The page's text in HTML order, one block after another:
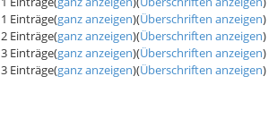
1 Einträge(ganz anzeigen)(Überschriften anzeigen)
2 Einträge(ganz anzeigen)(Überschriften anzeigen)
3 Einträge(ganz anzeigen)(Überschriften anzeigen)
3 Einträge(ganz anzeigen)(Überschriften anzeigen)